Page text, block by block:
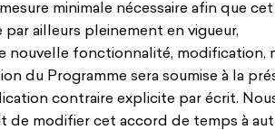
minimale nécessaire afin que cet
ailleurs pleinement en vigueur,
nouvelle fonctionnalité, modification,
du Programme sera soumise à la
contraire explicite par écrit.
de modifier cet accord de temps à